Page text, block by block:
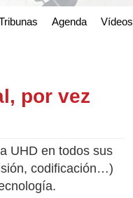
Agenda Vídeos
por vez
UHD en todos sus
codificación…)